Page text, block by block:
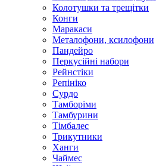
Колотушки та трещітки
Конги
Маракаси
Металофони, ксилофони
Пандейро
Перкусійні набори
Рейнстіки
Репініко
Сурдо
Тамборіми
Тамбурини
Тімбалес
Трикутники
Ханги
Чаймес